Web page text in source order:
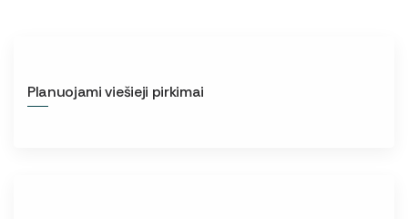
Planuojami viešieji pirkimai